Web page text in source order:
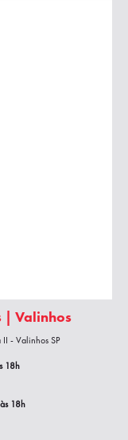
| Valinhos
- Valinhos SP
18h
às 18h